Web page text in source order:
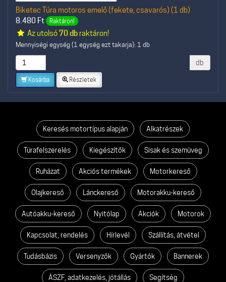
Biketec Túra motoros emelő (fekete, csavarós) (1 db)
8.480 Ft Raktáron!
Az utolsó70 dbraktáron!
Mennyiségi egység (1 egység ezt takarja): 1 db
db
Kosárba Részletek
Keresés motortípus alapján Alkatrészek
Túrafelszerelés Kiegészítők Sisak és szemüveg
Ruházat Akciós termékek Motorkereső
Olajkereső Lánckereső Motorakku-kereső
Autóakku-kereső Nyitólap Akciók Motorok
Kapcsolat, rendelés Hírlevél Szállítás, átvétel
Tudásbázis Versenyzők Gyártók Bannerek
ÁSZF, adatkezelés, jótállás Segítség